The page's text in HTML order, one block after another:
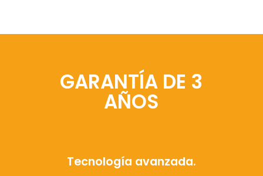
GARANTÍA DE 3
AÑOS
Tecnología avanzada.